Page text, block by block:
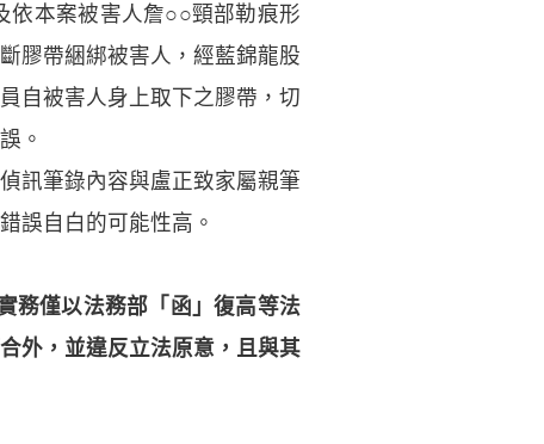
依本案被害人詹○○頸部勒痕形
膠帶綑綁被害人，經藍錦龍股
自被害人身上取下之膠帶，切
。
訊筆錄內容與盧正致家屬親筆
誤自白的可能性高。
務僅以法務部「函」復高等法
外，並違反立法原意，且與其